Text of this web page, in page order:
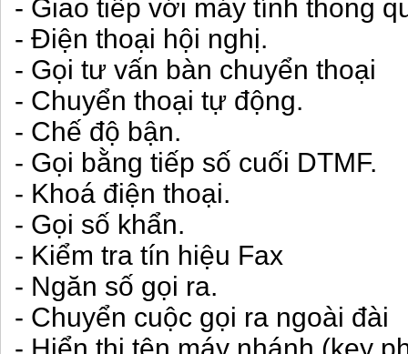
- Giao tiếp với máy tính thong
- Điện thoại hội nghị.
- Gọi tư vấn bàn chuyển thoại
- Chuyển thoại tự động.
- Chế độ bận.
- Gọi bằng tiếp số cuối DTMF.
- Khoá điện thoại.
- Gọi số khẩn.
- Kiểm tra tín hiệu Fax
- Ngăn số gọi ra.
- Chuyển cuộc gọi ra ngoài đài